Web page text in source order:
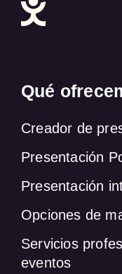
Qué
Creador de
Presentación
Presentación
Opciones de
Servicios
eventos